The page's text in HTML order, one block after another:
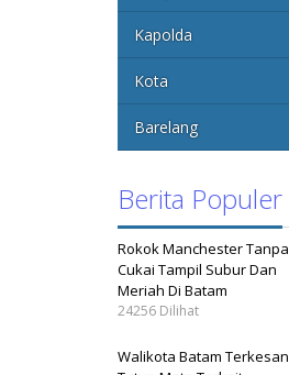
Kapolda
Kota
Barelang
Berita Populer
Rokok Manchester Tanpa
Cukai Tampil Subur Dan
Meriah Di Batam
24256 Dilihat
Walikota Batam Terkesan